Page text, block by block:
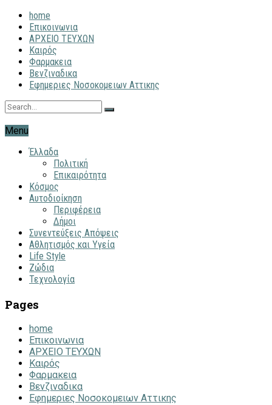
home
Επικοινωνια
ΑΡΧΕΙΟ ΤΕΥΧΩΝ
Καιρός
Φαρμακεια
Βενζιναδικα
Εφημεριες Νοσοκομειων Αττικης
Menu
Έλλαδα
Πολιτική
Επικαιρότητα
Κόσμος
Αυτοδιοίκηση
Περιφέρεια
Δήμοι
Συνεντεύξεις Απόψεις
Αθλητισμός και Υγεία
Life Style
Ζώδια
Τεχνολογία
Pages
home
Επικοινωνια
ΑΡΧΕΙΟ ΤΕΥΧΩΝ
Καιρός
Φαρμακεια
Βενζιναδικα
Εφημεριες Νοσοκομειων Αττικης